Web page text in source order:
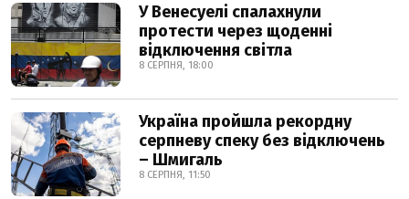
У Венесуелі спалахнули
протести через щоденні
відключення світла
8 СЕРПНЯ, 18:00
Україна пройшла рекордну
серпневу спеку без відключень
– Шмигаль
8 СЕРПНЯ, 11:50